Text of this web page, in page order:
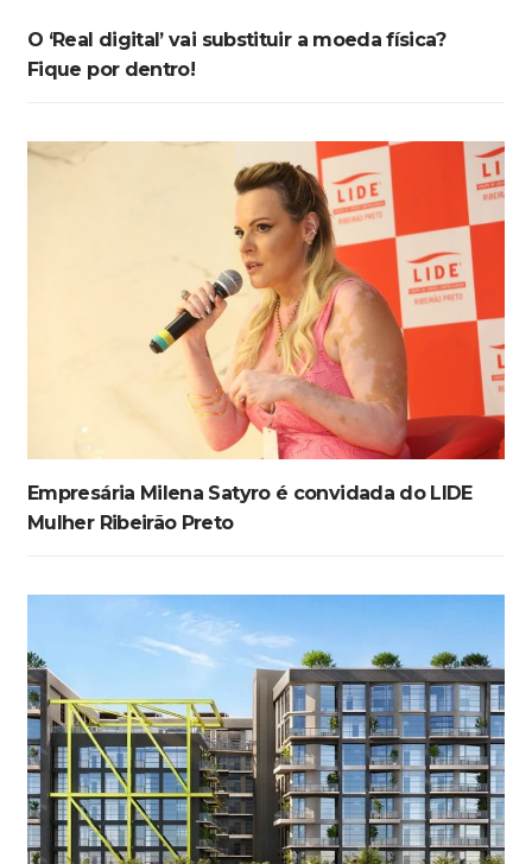
O ‘Real digital’ vai substituir a moeda física?
Fique por dentro!
Empresária Milena Satyro é convidada do LIDE
Mulher Ribeirão Preto